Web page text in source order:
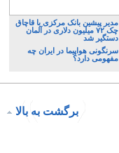
مدیر پیشین بانک مرکزی با قاچاق
چک ۷۲ میلیون دلاری در آلمان
دستگیر شد
سرنگونی هواپیما در ایران چه
مفهومی دارد؟
برگشت به بالا